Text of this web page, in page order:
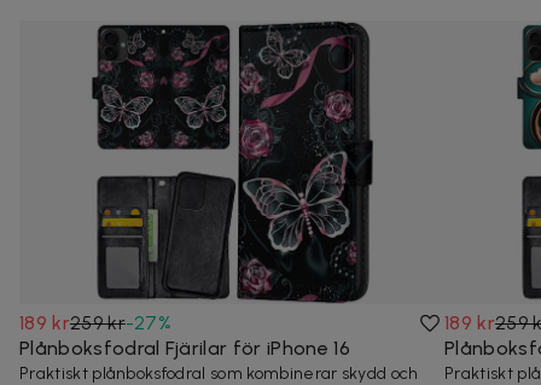
189 kr259 kr-27%
Plånboksfodral Fjärilar för iPhone 16
Praktiskt plånboksfodral som kombinerar skydd och
189 kr259
Praktiskt